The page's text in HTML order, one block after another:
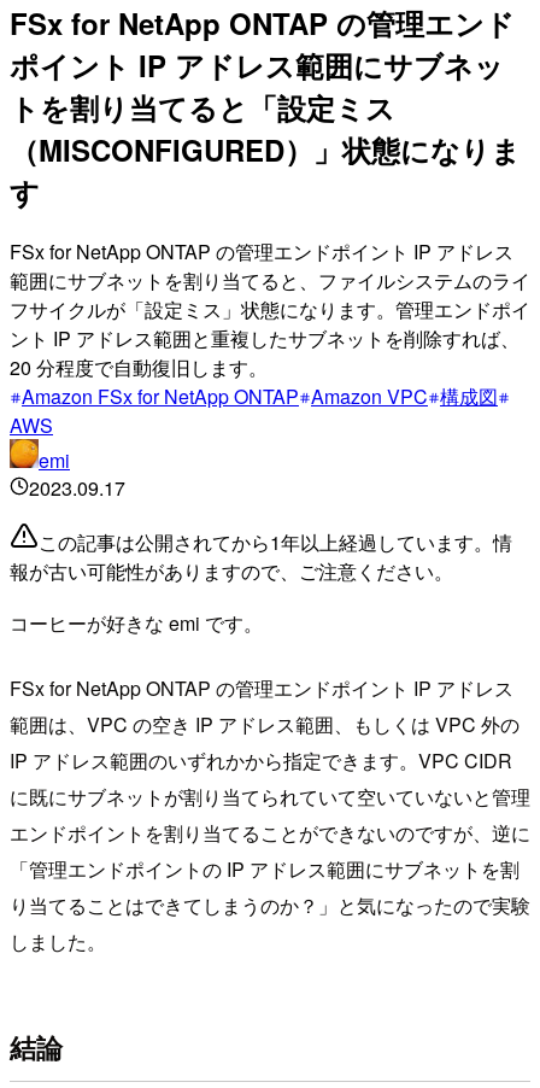
FSx for NetApp ONTAP の管理エンド
ポイント IP アドレス範囲にサブネッ
トを割り当てると「設定ミス
（MISCONFIGURED）」状態になりま
す
FSx for NetApp ONTAP の管理エンドポイント IP アドレス
範囲にサブネットを割り当てると、ファイルシステムのライ
フサイクルが「設定ミス」状態になります。管理エンドポイ
ント IP アドレス範囲と重複したサブネットを削除すれば、
20 分程度で自動復旧します。
Amazon FSx for NetApp ONTAP Amazon VPC 構成図
AWS
emi
2023.09.17
この記事は公開されてから1年以上経過しています。情
報が古い可能性がありますので、ご注意ください。
コーヒーが好きな emi です。
FSx for NetApp ONTAP の管理エンドポイント IP アドレス
範囲は、VPC の空き IP アドレス範囲、もしくは VPC 外の
IP アドレス範囲のいずれかから指定できます。VPC CIDR
に既にサブネットが割り当てられていて空いていないと管理
エンドポイントを割り当てることができないのですが、逆に
「管理エンドポイントの IP アドレス範囲にサブネットを割
り当てることはできてしまうのか？」と気になったので実験
しました。
結論